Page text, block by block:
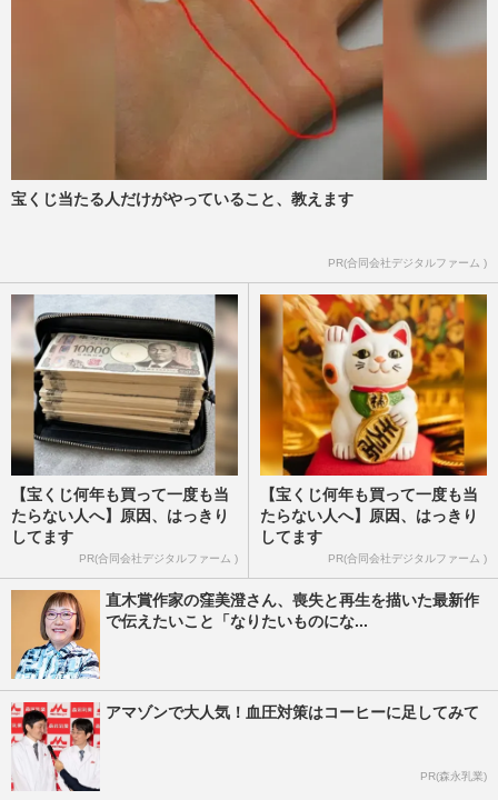
戦を」最新作『情熱』テーマのヒントをく
れた意外な大物タレント
週刊女性2025年9月16日号
直木賞作品『藍を継ぐ海』の作者・伊与原
新、科学のエッセンスが煌めく短編集で読
者に見せたい景色とは
週刊女性2024年11月12日・19日号
羊飼いから小説家に転身した直木賞作家・
量を増やしたい」
週刊女性2025年2月4日号 2025/1/26
宝くじ当たる人だけがやっていること、教えます
PR(合同会社デジタルファーム )
【宝くじ何年も買って一度も当
たらない人へ】原因、はっきり
してます
PR(合同会社デジタルファーム )
【宝くじ何年も買って一度も当
たらない人へ】原因、はっきり
してます
PR(合同会社デジタルファーム )
直木賞作家の窪美澄さん、喪失と再生を描いた最新作
で伝えたいこと「なりたいものにな...
アマゾンで大人気！血圧対策はコーヒーに足してみて
PR(森永乳業)